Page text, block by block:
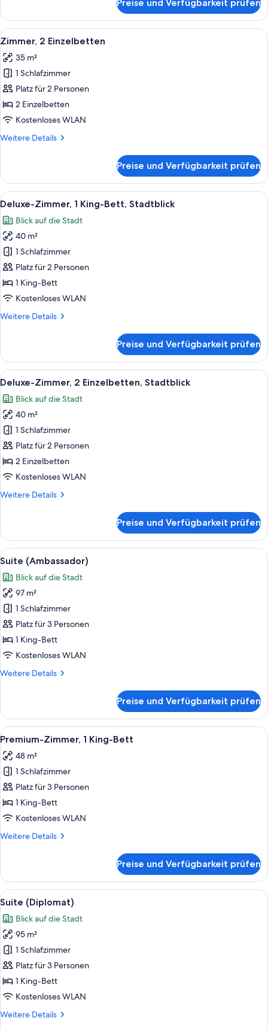
Suite
Preise und Verfügbarkeit prüfen
Alle
Fotos
für
Zimmer,
2 Einzelbetten
anzeigen
Ein Hotelzimmer mit zwei Betten,
4
Zimmer, 2 Einzelbetten
35 m²
1 Schlafzimmer
Platz für 2 Personen
2 Einzelbetten
Kostenloses WLAN
Weitere Details
Weitere
2 Einzelbetten
Preise und Verfügbarkeit prüfen
Alle
Fotos
für
Deluxe-
Zimmer,
1 King-
Bett,
Stadtblick
Ein Hotelzimmer mit einem Bett,
3
Deluxe-Zimmer, 1 King-Bett, Stadtblick
Blick auf die Stadt
40 m²
1 Schlafzimmer
Platz für 2 Personen
1 King-Bett
Kostenloses WLAN
Weitere Details
Weitere
Zimmer,
1 King-
Bett,
Preise und Verfügbarkeit prüfen
Alle
Fotos
für
Deluxe-
Zimmer,
2 Einzelbetten,
Stadtblick
anzeigen
Deluxe-Zimmer, 2 Einzelbetten,
4
Deluxe-Zimmer, 2 Einzelbetten, Stadtblick
Blick auf die Stadt
40 m²
1 Schlafzimmer
Platz für 2 Personen
2 Einzelbetten
Kostenloses WLAN
Weitere Details
Weitere
Zimmer,
2 Einzelbetten,
Stadtblick
Preise und Verfügbarkeit prüfen
Alle
Fotos
für
Suite
(Ambassador)
anzeigen
Allergikerbettwaren, Minibar,
4
Suite (Ambassador)
Blick auf die Stadt
97 m²
1 Schlafzimmer
Platz für 3 Personen
1 King-Bett
Kostenloses WLAN
Weitere Details
Weitere
(Ambassador)
Preise und Verfügbarkeit prüfen
Alle
Fotos
für
Premium-
Zimmer,
1 King-
Bett
Premium-Zimmer, 1 King-Bett |
4
Premium-Zimmer, 1 King-Bett
48 m²
1 Schlafzimmer
Platz für 3 Personen
1 King-Bett
Kostenloses WLAN
Weitere Details
Weitere
Zimmer,
1 King-
Bett
Preise und Verfügbarkeit prüfen
Alle
Fotos
für
Suite
(Diplomat)
anzeigen
Suite (Diplomat) |
6
Suite (Diplomat)
Blick auf die Stadt
95 m²
1 Schlafzimmer
Platz für 3 Personen
1 King-Bett
Kostenloses WLAN
Weitere Details
Weitere